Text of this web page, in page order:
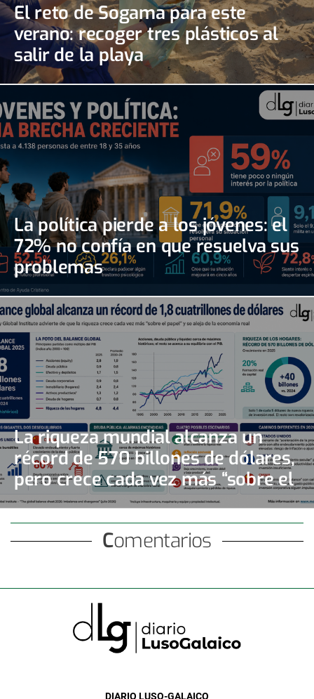
El reto de Sogama para este
verano: recoger tres plásticos al
salir de la playa
La política pierde a los jóvenes: el
72% no confía en que resuelva sus
problemas
La riqueza mundial alcanza un
récord de 570 billones de dólares,
pero crece cada vez más “sobre el
papel”
Comentarios
DIARIO LUSO-GALAICO